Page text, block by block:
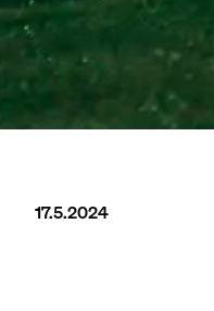
17.5.2024